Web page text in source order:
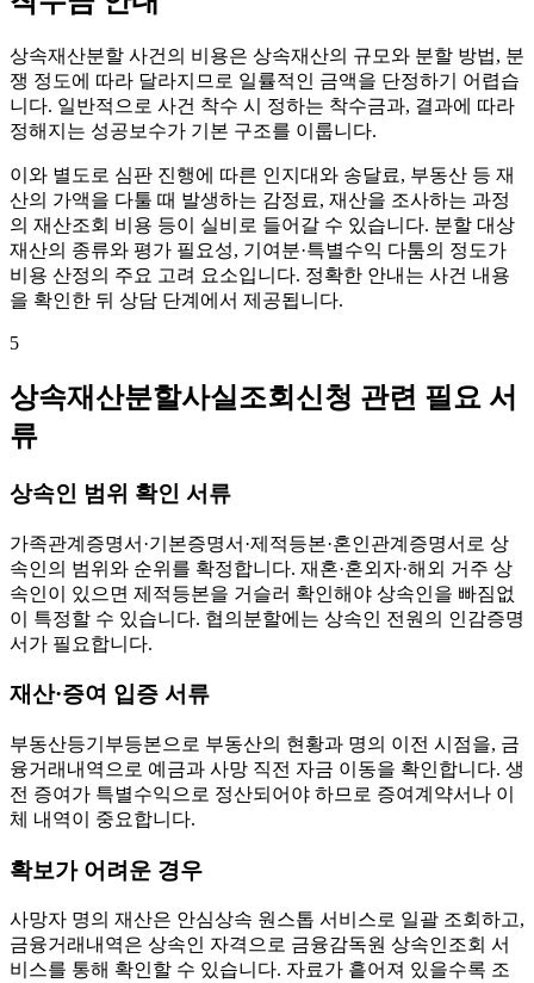
상속재산분할 사건의 비용은 상속재산의 규모와 분할 방법, 분
쟁 정도에 따라 달라지므로 일률적인 금액을 단정하기 어렵습
니다. 일반적으로 사건 착수 시 정하는 착수금과, 결과에 따라
정해지는 성공보수가 기본 구조를 이룹니다.
이와 별도로 심판 진행에 따른 인지대와 송달료, 부동산 등 재
산의 가액을 다툴 때 발생하는 감정료, 재산을 조사하는 과정
의 재산조회 비용 등이 실비로 들어갈 수 있습니다. 분할 대상
재산의 종류와 평가 필요성, 기여분·특별수익 다툼의 정도가
비용 산정의 주요 고려 요소입니다. 정확한 안내는 사건 내용
을 확인한 뒤 상담 단계에서 제공됩니다.
5
상속재산분할사실조회신청 관련 필요 서
류
상속인 범위 확인 서류
가족관계증명서·기본증명서·제적등본·혼인관계증명서로 상
속인의 범위와 순위를 확정합니다. 재혼·혼외자·해외 거주 상
속인이 있으면 제적등본을 거슬러 확인해야 상속인을 빠짐없
이 특정할 수 있습니다. 협의분할에는 상속인 전원의 인감증명
서가 필요합니다.
재산·증여 입증 서류
부동산등기부등본으로 부동산의 현황과 명의 이전 시점을, 금
융거래내역으로 예금과 사망 직전 자금 이동을 확인합니다. 생
전 증여가 특별수익으로 정산되어야 하므로 증여계약서나 이
체 내역이 중요합니다.
확보가 어려운 경우
사망자 명의 재산은 안심상속 원스톱 서비스로 일괄 조회하고,
금융거래내역은 상속인 자격으로 금융감독원 상속인조회 서
비스를 통해 확인할 수 있습니다. 자료가 흩어져 있을수록 조